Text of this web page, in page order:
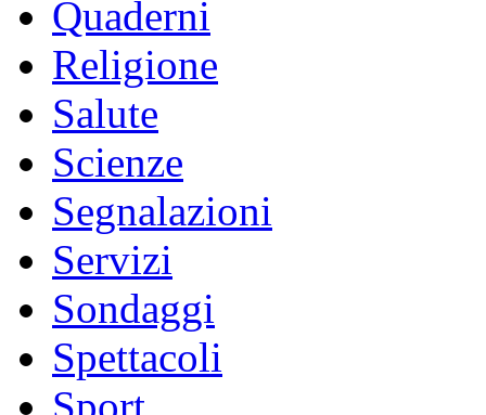
Quaderni
Religione
Salute
Scienze
Segnalazioni
Servizi
Sondaggi
Spettacoli
Sport